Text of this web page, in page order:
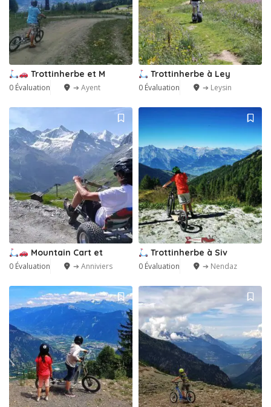
Trottinherbe et M
0 Évaluation ➔ Ayent
Trottinherbe à Ley
0 Évaluation ➔ Leysin
Mountain Cart et
0 Évaluation ➔ Anniviers
Trottinherbe à Siv
0 Évaluation ➔ Nendaz